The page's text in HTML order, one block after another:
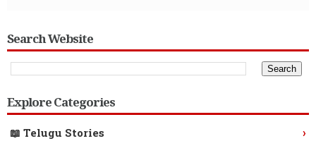
Search Website
Explore Categories
📖 Telugu Stories ›